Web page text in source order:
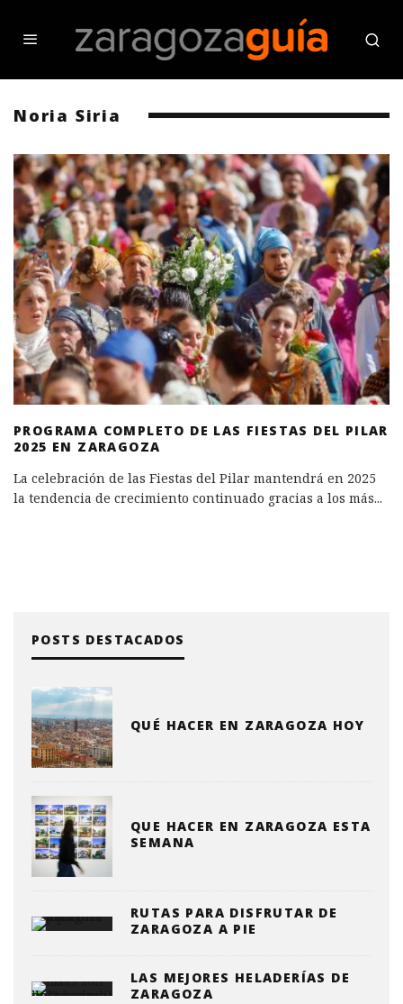
Noria Siria
PROGRAMA COMPLETO DE LAS FIESTAS DEL PILAR
2025 EN ZARAGOZA
La celebración de las Fiestas del Pilar mantendrá en 2025
la tendencia de crecimiento continuado gracias a los más...
POSTS DESTACADOS
QUÉ HACER EN ZARAGOZA HOY
QUE HACER EN ZARAGOZA ESTA
SEMANA
RUTAS PARA DISFRUTAR DE
ZARAGOZA A PIE
LAS MEJORES HELADERÍAS DE
ZARAGOZA